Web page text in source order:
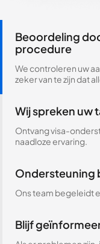
Beoordeling
procedure
We controleren uw
zeker van te zijn dat
Wij spreken uw
Ontvang visa-
naadloze ervaring.
Ondersteuning
Ons team begeleidt
Blijf